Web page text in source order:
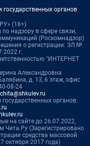
органов
(18+)
надзору в сфере связи,
(Роскомнадзор)
о регистрации: ЭЛ №
г.
"ИНТЕРНЕТ
Александровна
д. 13, 6 этаж, офис
08-24
chita@shkulev.ru
органов:
на сайте до 26.07.2022,
Чита.Ру (Зарегистрировано
средства массовой
2017 года)